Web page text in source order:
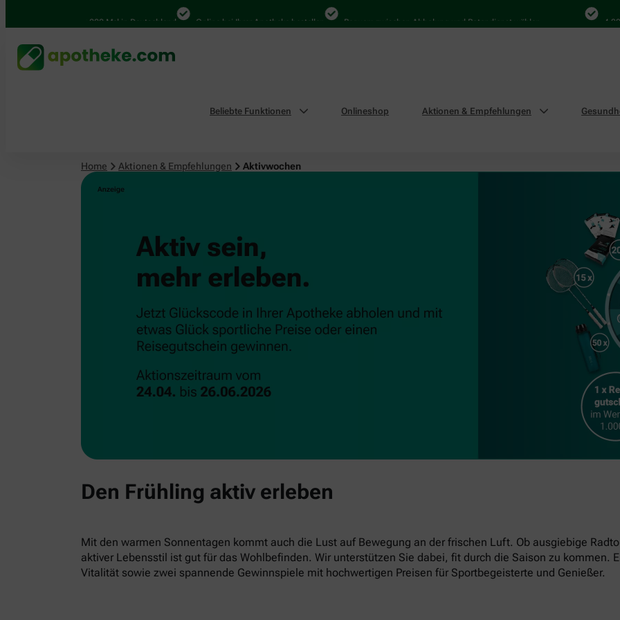
4.000 Mal in Deutschland Online bei Ihrer Apotheke bestellen Bequem zwischen Abholung und Botendienst wählen 4.000
Beliebte Funktionen Onlineshop Aktionen & Empfehlungen
Home Aktionen & Empfehlungen Aktivwochen
Den Frühling aktiv erleben
Mit den warmen Sonnentagen kommt auch die Lust auf Bewegung an der frischen Luft. Ob ausgiebige
aktiver Lebensstil ist gut für das Wohlbefinden. Wir unterstützen Sie dabei, fit durch die Saison zu kommen.
Vitalität sowie zwei spannende Gewinnspiele mit hochwertigen Preisen für Sportbegeisterte und Genießer.